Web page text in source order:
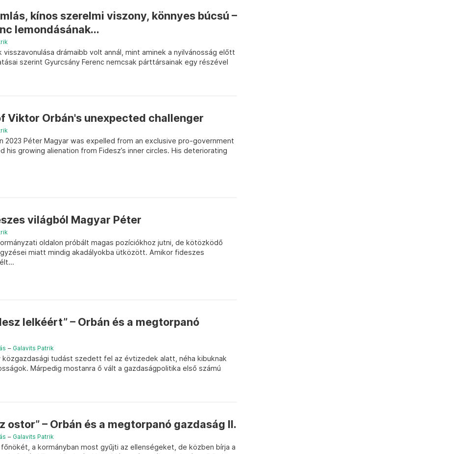
kínos szerelmi viszony, könnyes búcsú –
lemondásának...
visszavonulása drámaibb volt annál, mint aminek a nyilvánosság előtt
szerint Gyurcsány Ferenc nemcsak párttársainak egy részével
Viktor Orbán's unexpected challenger
2023 Péter Magyar was expelled from an exclusive pro-government
his growing alienation from Fidesz’s inner circles. His deteriorating
világból Magyar Péter
oldalon próbált magas pozíciókhoz jutni, de kötözködő
miatt mindig akadályokba ütközött. Amikor fideszes
lelkéért” – Orbán és a megtorpanó
– Galavits Patrik
közgazdasági tudást szedett fel az évtizedek alatt, néha kibuknak
Márpedig mostanra ő vált a gazdaságpolitika első számú
ostor” – Orbán és a megtorpanó gazdaság II.
– Galavits Patrik
a kormányban most gyűjti az ellenségeket, de közben bírja a